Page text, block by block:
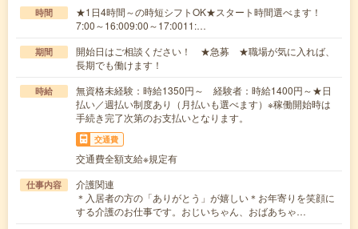
時間
★1日4時間～の時短シフトOK★スタート時間選べます！
7:00～16:009:00～17:0011:…
期間
開始日はご相談ください！ ★急募 ★職場が気に入れば、
長期でも働けます！
時給
無資格未経験：時給1350円～ 経験者：時給1400円～★日
払い／週払い制度あり（月払いも選べます）※稼働開始時は
手続き完了次第のお支払いとなります。
交通費
交通費全額支給※規定有
仕事内容
介護関連
＊入居者の方の「ありがとう」が嬉しい＊お年寄りを笑顔に
する介護のお仕事です。おじいちゃん、おばあちゃ…